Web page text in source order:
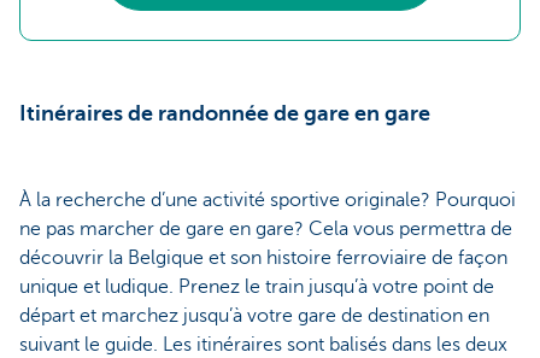
Itinéraires de randonnée de gare en gare
À la recherche d’une activité sportive originale? Pourquoi
ne pas marcher de gare en gare? Cela vous permettra de
découvrir la Belgique et son histoire ferroviaire de façon
unique et ludique. Prenez le train jusqu’à votre point de
départ et marchez jusqu’à votre gare de destination en
suivant le guide. Les itinéraires sont balisés dans les deux